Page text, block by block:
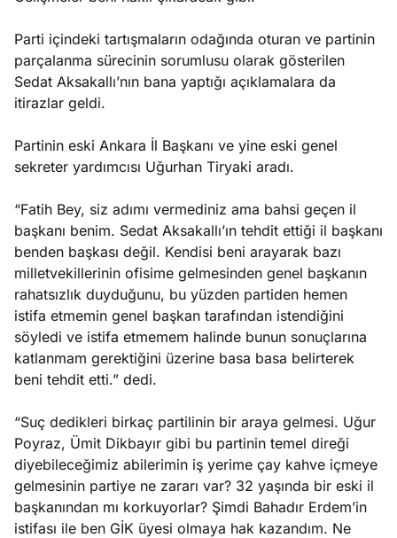
Parti içindeki tartışmaların odağında oturan ve partinin
parçalanma sürecinin sorumlusu olarak gösterilen
Sedat Aksakallı’nın bana yaptığı açıklamalara da
itirazlar geldi.
Partinin eski Ankara İl Başkanı ve yine eski genel
sekreter yardımcısı Uğurhan Tiryaki aradı.
“Fatih Bey, siz adımı vermediniz ama bahsi geçen il
başkanı benim. Sedat Aksakallı’ın tehdit ettiği il başkanı
benden başkası değil. Kendisi beni arayarak bazı
milletvekillerinin ofisime gelmesinden genel başkanın
rahatsızlık duyduğunu, bu yüzden partiden hemen
istifa etmemin genel başkan tarafından istendiğini
söyledi ve istifa etmemem halinde bunun sonuçlarına
katlanmam gerektiğini üzerine basa basa belirterek
beni tehdit etti.” dedi.
“Suç dedikleri birkaç partilinin bir araya gelmesi. Uğur
Poyraz, Ümit Dikbayır gibi bu partinin temel direği
diyebileceğimiz abilerimin iş yerime çay kahve içmeye
gelmesinin partiye ne zararı var? 32 yaşında bir eski il
başkanından mı korkuyorlar? Şimdi Bahadır Erdem’in
istifası ile ben GİK üyesi olmaya hak kazandım. Ne